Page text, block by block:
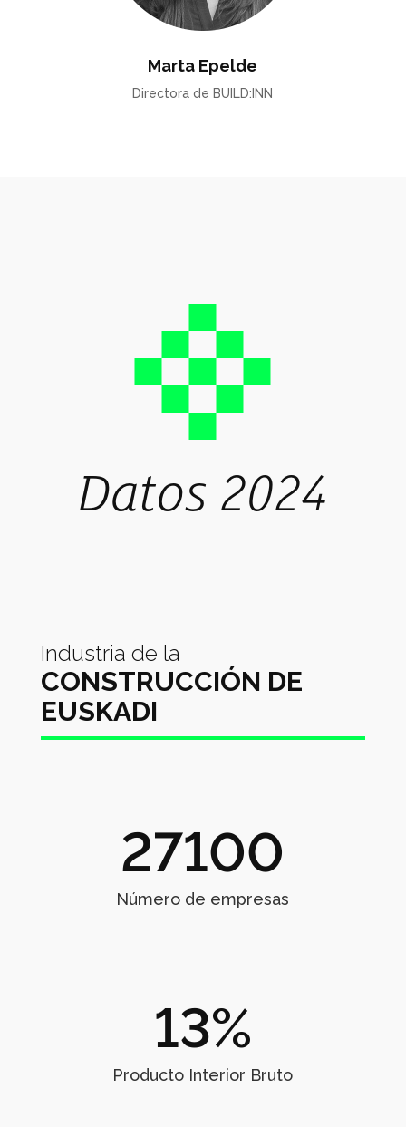
Marta Epelde
Directora de BUILD:INN
Datos 2024
Industria de la
CONSTRUCCIÓN DE
EUSKADI
27100
Número de empresas
13%
Producto Interior Bruto